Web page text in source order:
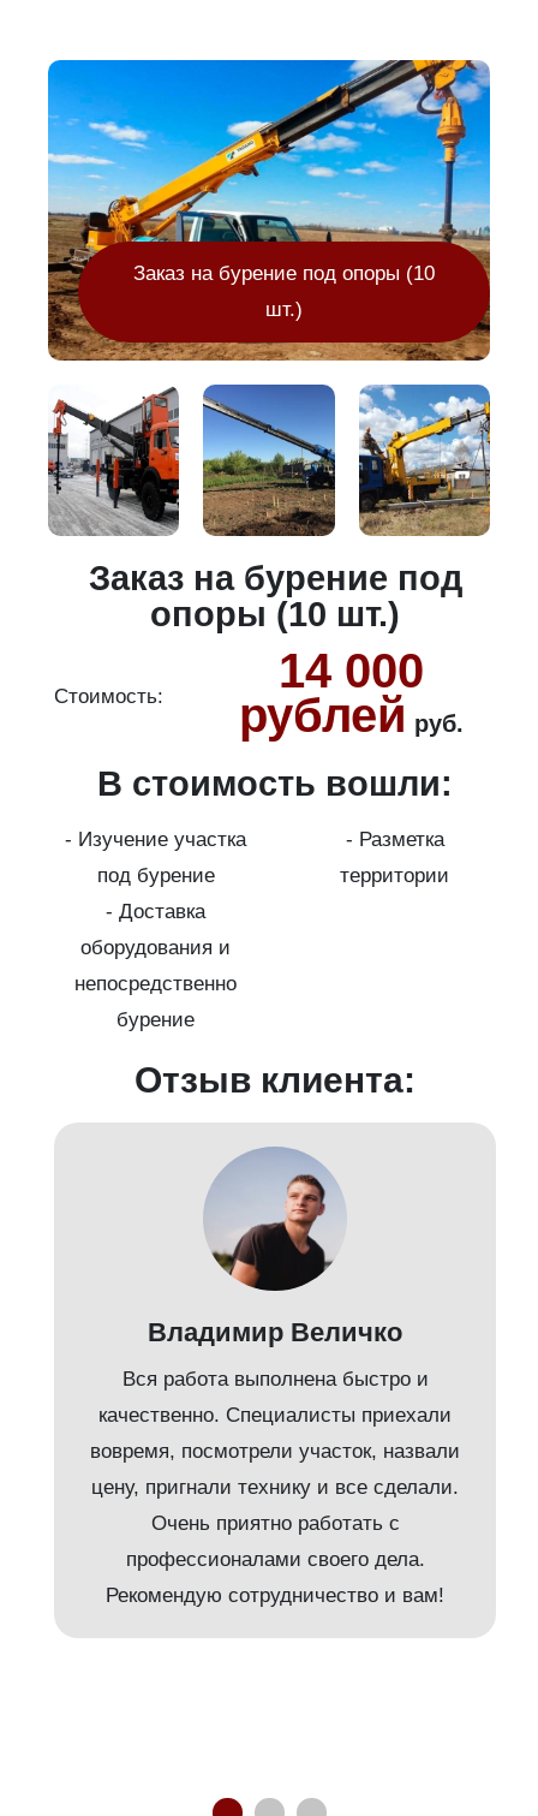
Заказ на бурение под опоры (10
шт.)
Заказ на бурение под
опоры (10 шт.)
Стоимость:
14 000
рублей руб.
В стоимость вошли:
- Изучение участка
под бурение
- Разметка
территории
- Доставка
оборудования и
непосредственно
бурение
Отзыв клиента:
Владимир Величко
Вся работа выполнена быстро и
качественно. Специалисты приехали
вовремя, посмотрели участок, назвали
цену, пригнали технику и все сделали.
Очень приятно работать с
профессионалами своего дела.
Рекомендую сотрудничество и вам!